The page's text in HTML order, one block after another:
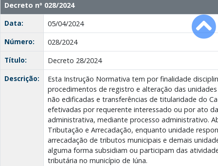
Decreto nº 028/2024
Data:
05/04/2024
Número:
028/2024
Título:
Decreto 28/2024
Descrição:
Esta Instrução Normativa tem por finalidade
procedimentos de registro e alteração das
não edificadas e transferências de titularidade do
efetivadas por requerente interessado ou por ato
administrativa, mediante processo administrativo.
Tributação e Arrecadação, enquanto unidade
arrecadação de tributos municipais e demais
alguma forma subsidiam ou participam das
tributária no município de Iúna.